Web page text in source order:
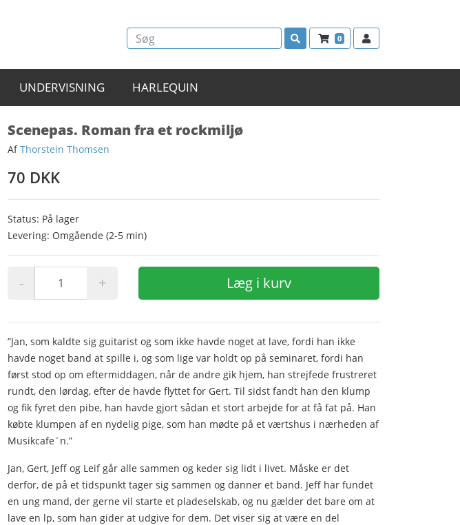
0
UNDERVISNING HARLEQUIN
Scenepas. Roman fra et rockmiljø
AfThorstein Thomsen
70 DKK
Status: På lager
Levering: Omgående (2-5 min)
- + Læg i kurv
”Jan, som kaldte sig guitarist og som ikke havde noget at lave, fordi han ikke
havde noget band at spille i, og som lige var holdt op på seminaret, fordi han
først stod op om eftermiddagen, når de andre gik hjem, han strejfede frustreret
rundt, den lørdag, efter de havde flyttet for Gert. Til sidst fandt han den klump
og fik fyret den pibe, han havde gjort sådan et stort arbejde for at få fat på. Han
købte klumpen af en nydelig pige, som han mødte på et værtshus i nærheden af
Musikcafe´n.”
Jan, Gert, Jeff og Leif går alle sammen og keder sig lidt i livet. Måske er det
derfor, de på et tidspunkt tager sig sammen og danner et band. Jeff har fundet
en ung mand, der gerne vil starte et pladeselskab, og nu gælder det bare om at
lave en lp, som han gider at udgive for dem. Det viser sig at være en del